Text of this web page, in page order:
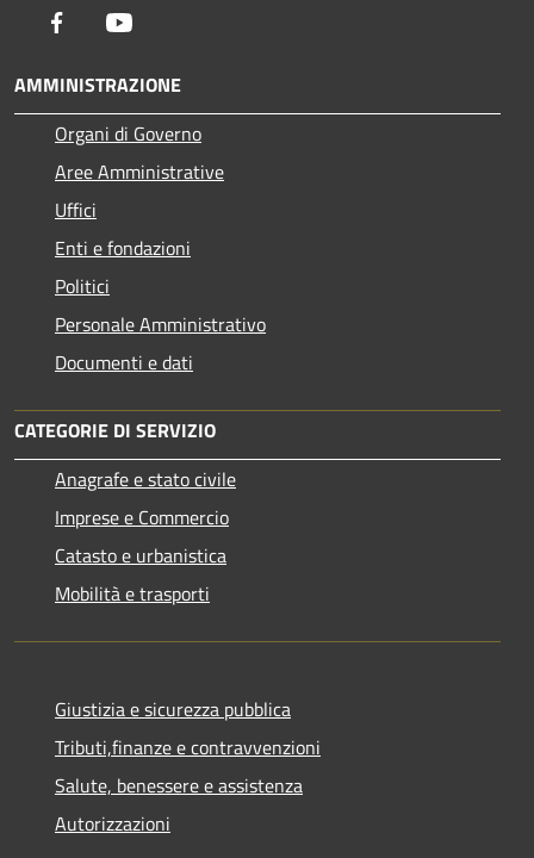
Facebook
AMMINISTRAZIONE
Organi di Governo
Aree Amministrative
Uffici
Enti e fondazioni
Politici
Personale Amministrativo
Documenti e dati
CATEGORIE DI SERVIZIO
Anagrafe e stato civile
Imprese e Commercio
Catasto e urbanistica
Mobilità e trasporti
Giustizia e sicurezza pubblica
Tributi,finanze e contravvenzioni
Salute, benessere e assistenza
Autorizzazioni